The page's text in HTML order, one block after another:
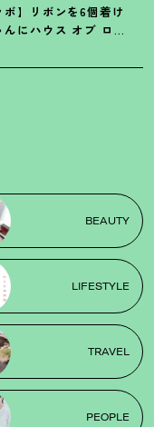
ボ】リボンを6個着け
にハウス オブ ロー
BEAUTY
LIFESTYLE
TRAVEL
PEOPLE